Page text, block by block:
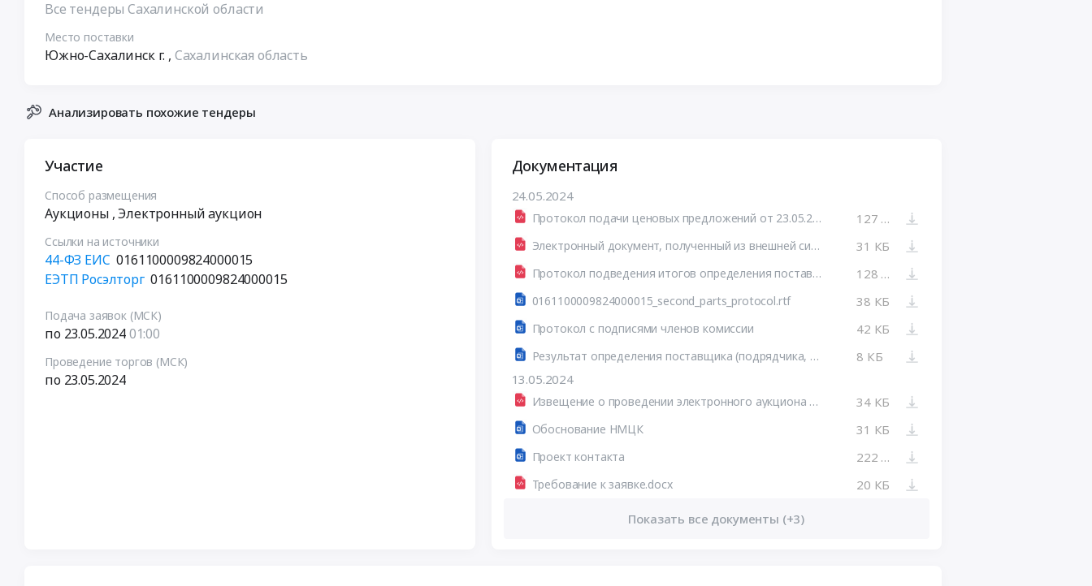
Все тендеры Сахалинской области
Место поставки
Южно-Сахалинск г. , Сахалинская область
Анализировать похожие тендеры
Участие
Способ размещения
Аукционы , Электронный аукцион
Ссылки на источники
44-ФЗ ЕИС 0161100009824000015
ЕЭТП Росэлторг 0161100009824000015
Подача заявок (МСК)
по 23.05.202401:00
Проведение торгов (МСК)
по 23.05.2024
Документация
24.05.2024
Протокол подачи ценовых предложений от 23.05.2024 №ЦПА1 127 КБ
Электронный документ, полученный из внешней системы 31 КБ
Протокол подведения итогов определения поставщика (подрядчика, исполнителя) от 23.05.2024 №ИЭА1 128 КБ
0161100009824000015_second_parts_protocol.rtf 38 КБ
Протокол с подписями членов комиссии 42 КБ
Результат определения поставщика (подрядчика, исполнителя), сформированный на основании размещенных протоколов
8 КБ
13.05.2024
Извещение о проведении электронного аукциона от 13.05.2024 №0161100009824000015 34 КБ
Обоснование НМЦК 31 КБ
Проект контакта 222 КБ
Требование к заявке.docx 20 КБ
Показать все документы (+3)